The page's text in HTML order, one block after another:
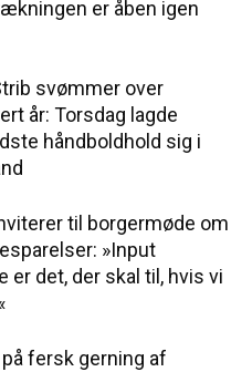
er åben igen
svømmer over
år: Torsdag lagde
håndboldhold sig i
til borgermøde om
»Input
er det, der skal til, hvis vi
fersk gerning af